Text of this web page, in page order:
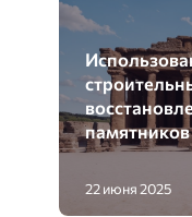
22 июня 2025